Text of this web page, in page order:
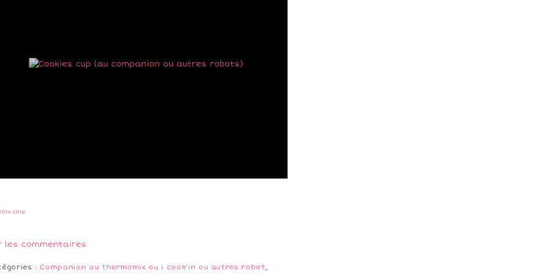
2016
les commentaires
: Companion ou thermomix ou i cook'in ou autres robot,